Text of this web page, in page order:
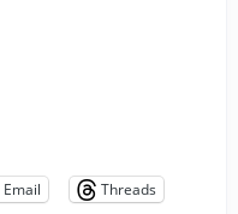
Email
Threads